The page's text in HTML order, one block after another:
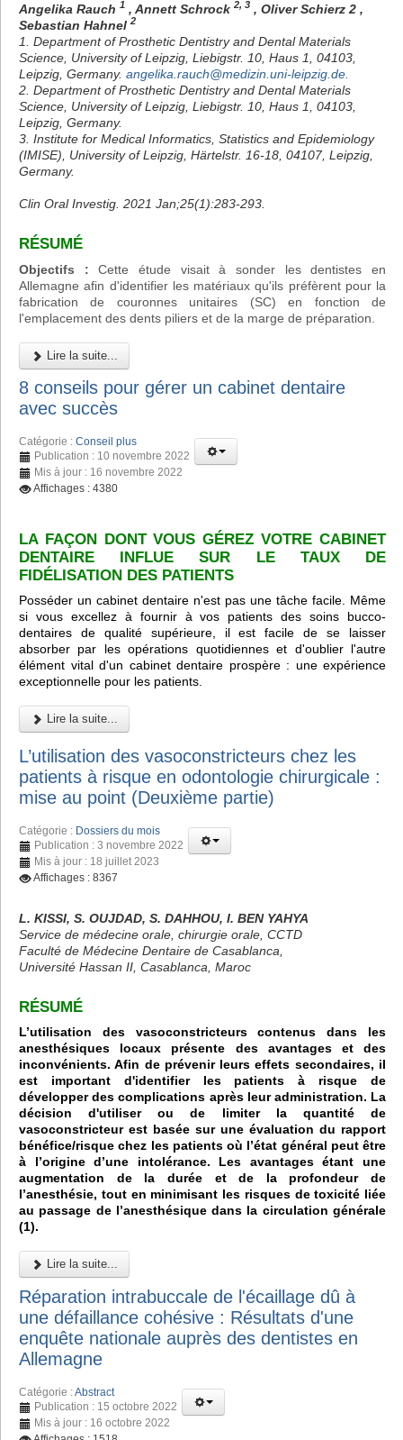
Angelika Rauch 1 , Annett Schrock 2, 3 , Oliver Schierz 2 ,
Sebastian Hahnel 2
1. Department of Prosthetic Dentistry and Dental Materials
Science, University of Leipzig, Liebigstr. 10, Haus 1, 04103,
Leipzig, Germany. angelika.rauch@medizin.uni-leipzig.de
2. Department of Prosthetic Dentistry and Dental Materials
Science, University of Leipzig, Liebigstr. 10, Haus 1, 04103,
Leipzig, Germany.
3. Institute for Medical Informatics, Statistics and Epidemiology
(IMISE), University of Leipzig, Härtelstr. 16-18, 04107, Leipzig,
Germany.
Clin Oral Investig. 2021 Jan;25(1):283-293.
RÉSUMÉ
Objectifs : Cette étude visait à sonder les dentistes en
Allemagne afin d'identifier les matériaux qu'ils préfèrent pour la
fabrication de couronnes unitaires (SC) en fonction de
l'emplacement des dents piliers et de la marge de préparation.
Lire la suite...
8 conseils pour gérer un cabinet dentaire
avec succès
Catégorie : Conseil plus
Publication : 10 novembre 2022
Mis à jour : 16 novembre 2022
Affichages : 4380
LA FAÇON DONT VOUS GÉREZ VOTRE CABINET
DENTAIRE INFLUE SUR LE TAUX DE
FIDÉLISATION DES PATIENTS
Posséder un cabinet dentaire n'est pas une tâche facile. Même
si vous excellez à fournir à vos patients des soins bucco-
dentaires de qualité supérieure, il est facile de se laisser
absorber par les opérations quotidiennes et d'oublier l'autre
élément vital d'un cabinet dentaire prospère : une expérience
exceptionnelle pour les patients.
Lire la suite...
L’utilisation des vasoconstricteurs chez les
patients à risque en odontologie chirurgicale :
mise au point (Deuxième partie)
Catégorie : Dossiers du mois
Publication : 3 novembre 2022
Mis à jour : 18 juillet 2023
Affichages : 8367
L. KISSI, S. OUJDAD, S. DAHHOU, I. BEN YAHYA
Service de médecine orale, chirurgie orale, CCTD
Faculté de Médecine Dentaire de Casablanca,
Université Hassan II, Casablanca, Maroc
RÉSUMÉ
L’utilisation des vasoconstricteurs contenus dans les
anesthésiques locaux présente des avantages et des
inconvénients. Afin de prévenir leurs effets secondaires, il
est important d'identifier les patients à risque de
développer des complications après leur administration. La
décision d'utiliser ou de limiter la quantité de
vasoconstricteur est basée sur une évaluation du rapport
bénéfice/risque chez les patients où l’état général peut être
à l’origine d’une intolérance. Les avantages étant une
augmentation de la durée et de la profondeur de
l’anesthésie, tout en minimisant les risques de toxicité liée
au passage de l’anesthésique dans la circulation générale
(1).
Lire la suite...
Réparation intrabuccale de l'écaillage dû à
une défaillance cohésive : Résultats d'une
enquête nationale auprès des dentistes en
Allemagne
Catégorie :Abstract
Publication : 15 octobre 2022
Mis à jour : 16 octobre 2022